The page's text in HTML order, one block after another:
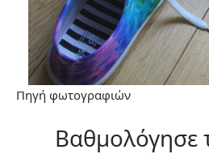
Πηγή φωτογραφιών
Βαθμολόγησε